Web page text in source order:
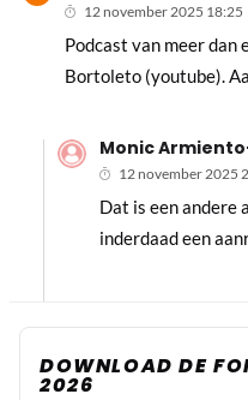
12 november 2025 18:25
Podcast van meer dan
Bortoleto (youtube).
Monic
12 november 2025
Dat is een andere
inderdaad een
DOWNLOAD DE
2026